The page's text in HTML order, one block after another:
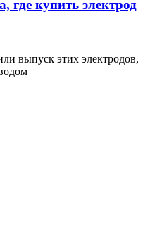
где купить электрод
выпуск этих электродов,